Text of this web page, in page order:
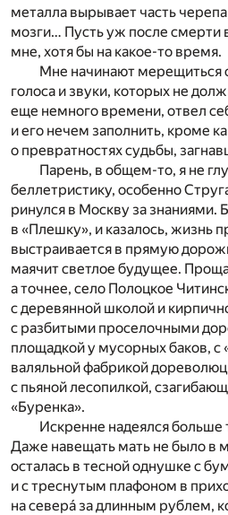
металла вырывает часть
мозги… Пусть уж после смерти
мне, хотя бы на какое-то время.
Мне начинают
голоса и звуки, которых не
еще немного времени, отвел
и его нечем заполнить, кроме
о превратностях судьбы,
Парень, в общем-то, я не
беллетристику, особенно
ринулся в Москву за знаниями.
в «Плешку», и казалось, жизнь
выстраивается в прямую
маячит светлое будущее.
а точнее, село Полоцкое
с деревянной школой и
с разбитыми проселочными
площадкой у мусорных баков,
валяльной фабрикой
с пьяной лесопилкой,
«Буренка».
Искренне надеялся больше
Даже навещать мать не было в
осталась в тесной однушке с
и с треснутым плафоном в
на севера́ за длинным рублем,